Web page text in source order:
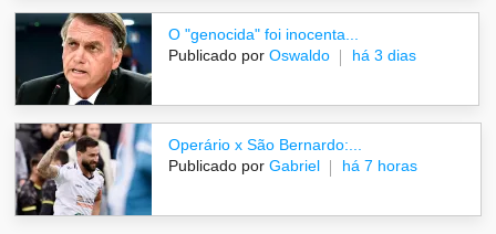
O "genocida" foi inocenta...
Publicado por Oswaldo há 3 dias
Operário x São Bernardo:...
Publicado por Gabriel há 7 horas